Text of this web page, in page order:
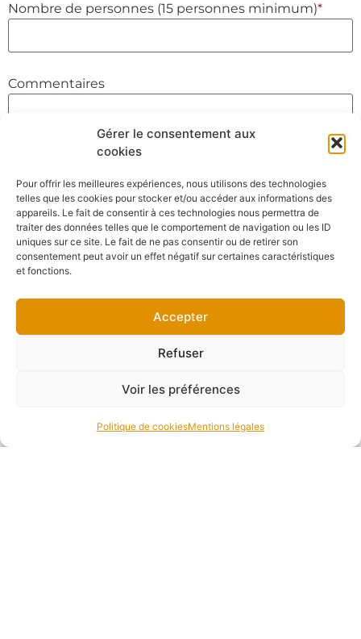
Gérer le consentement aux
cookies
Pour offrir les meilleures expériences, nous utilisons des technologies
telles que les cookies pour stocker et/ou accéder aux informations des
appareils. Le fait de consentir à ces technologies nous permettra de
traiter des données telles que le comportement de navigation ou les ID
uniques sur ce site. Le fait de ne pas consentir ou de retirer son
consentement peut avoir un effet négatif sur certaines caractéristiques
et fonctions.
Accepter
Refuser
Voir les préférences
Politique de cookiesMentions légales
Nombre de personnes (15 personnes minimum)*
Commentaires
: champs obligatoires
Chez nous ou chez vous, nos
prestations traiteurs vous
accompagnent
pour la réalisation et la gestion